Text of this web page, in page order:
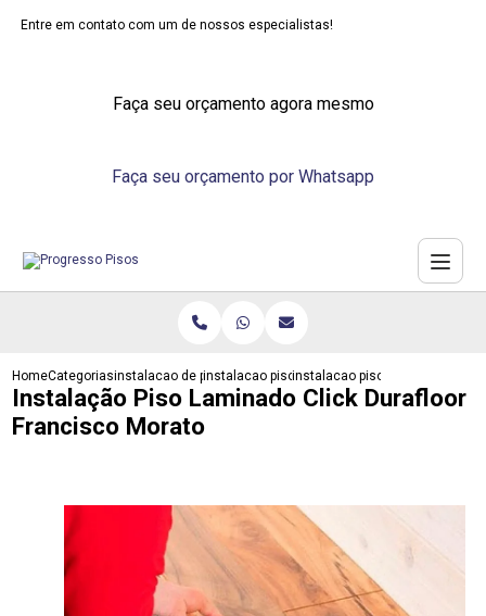
Entre em contato com um de nossos especialistas!
Faça seu orçamento agora mesmo
Faça seu orçamento por Whatsapp
HomeCategoriasinstalacao de pisosinstalacao piso vinilicoinstalacao piso laminado click
Instalação Piso Laminado Click Durafloor
Francisco Morato